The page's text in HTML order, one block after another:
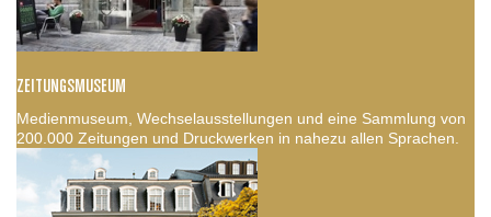
ZEITUNGSMUSEUM
Medienmuseum, Wechselausstellungen und eine Sammlung von
200.000 Zeitungen und Druckwerken in nahezu allen Sprachen.